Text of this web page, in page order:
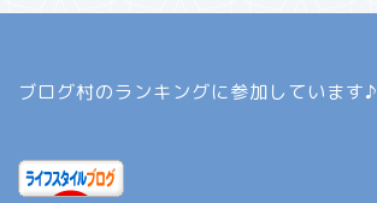
ブログ村のランキングに参加しています♪